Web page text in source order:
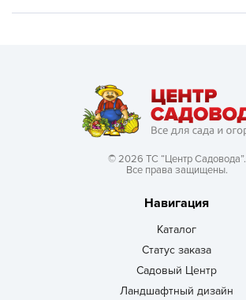
© 2026 ТС “Центр Садовода”.
Все права защищены.
Навигация
Каталог
Статус заказа
Садовый Центр
Ландшафтный дизайн